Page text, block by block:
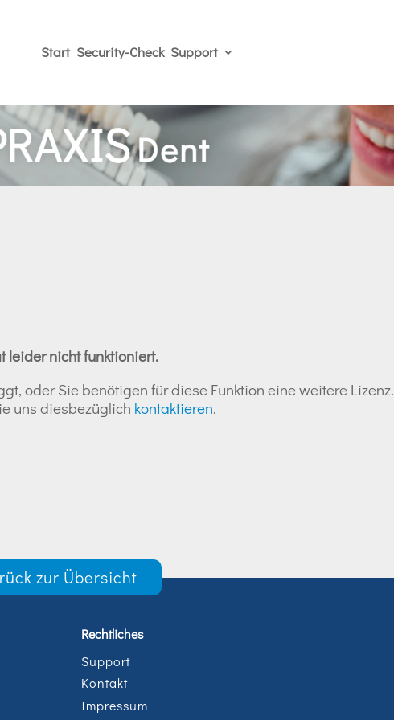
Start Security-Check Support
leider nicht funktioniert.
oder Sie benötigen für diese Funktion eine weitere Lizenz.
uns diesbezüglich kontaktieren.
zur Übersicht
Rechtliches
Support
Kontakt
Impressum